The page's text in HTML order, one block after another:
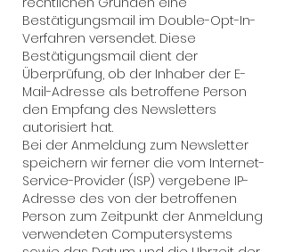
Bestätigungsmail im Double-Opt-In-
Verfahren versendet. Diese
Bestätigungsmail dient der
Überprüfung, ob der Inhaber der E-
Mail-Adresse als betroffene Person
den Empfang des Newsletters
autorisiert hat.
Bei der Anmeldung zum Newsletter
speichern wir ferner die vom Internet-
Service-Provider (ISP) vergebene IP-
Adresse des von der betroffenen
Person zum Zeitpunkt der Anmeldung
verwendeten Computersystems